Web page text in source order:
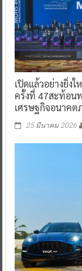
เปิดแล้วอย่างยิ่ง
ครั้งที่ 47สะท้อน
เศรษฐกิจอนาคตภ
25 มีนาคม 2026